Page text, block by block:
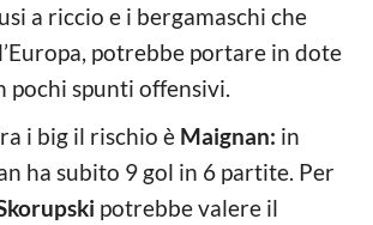
a riccio e i bergamaschi che
potrebbe portare in dote
pochi spunti offensivi.
i big il rischio è Maignan: in
ha subito 9 gol in 6 partite. Per
potrebbe valere il